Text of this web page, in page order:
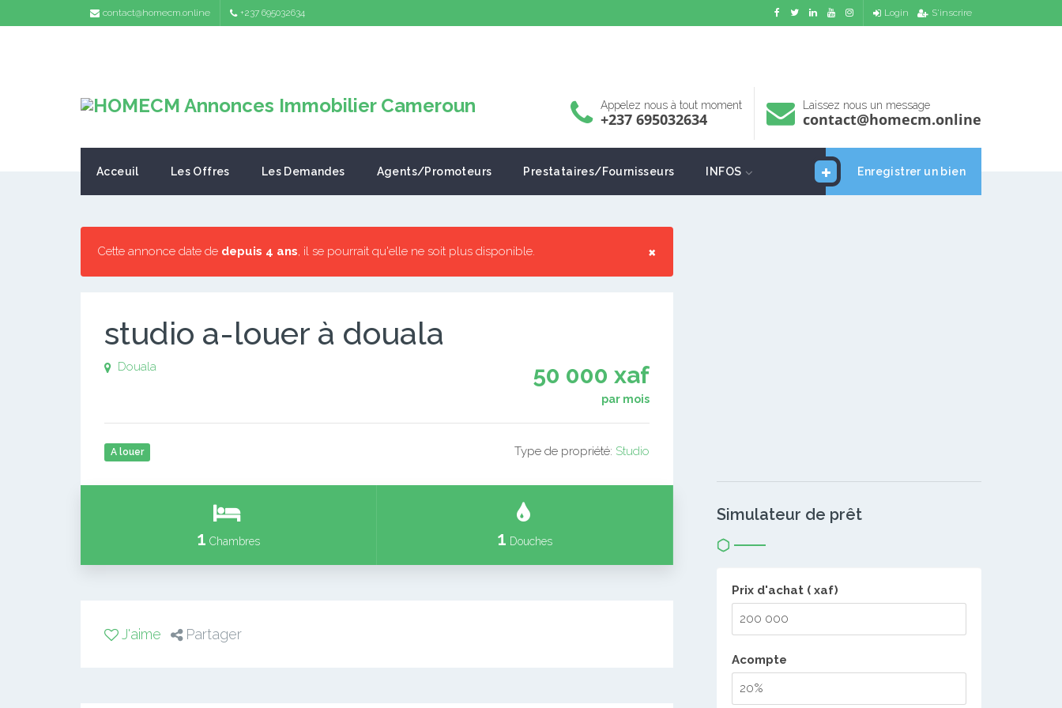
contact@homecm.online +237 695032634 Login S'inscrire
Appelez nous à tout moment
+237 695032634
Laissez nous un message
contact@homecm.online
Enregistrer un bien
Acceuil Les Offres Les Demandes Agents/Promoteurs Prestataires/Fournisseurs INFOS
×
Cette annonce date de depuis 4 ans, il se pourrait qu'elle ne soit plus disponible.
studio a-louer à douala
50 000 xaf
par mois
Douala
A louer Type de propriété: Studio
1 Chambres 1 Douches
J'aime Partager
Simulateur de prêt
Prix d'achat ( xaf)
Acompte